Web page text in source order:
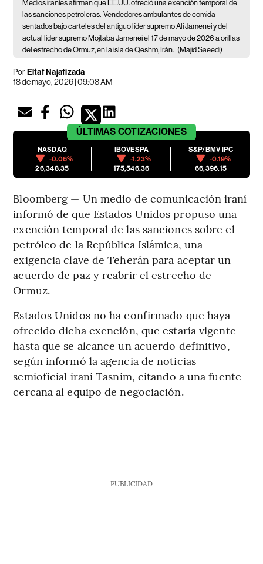
Medios iraníes afirman que EE.UU. ofreció una exención temporal de
las sanciones petroleras. Vendedores ambulantes de comida
sentados bajo carteles del antiguo líder supremo Ali Jamenei y del
actual líder supremo Mojtaba Jamenei el 17 de mayo de 2026 a orillas
del estrecho de Ormuz, en la isla de Qeshm, Irán. (Majid Saeedi)
PorEltaf Najafizada
18 de mayo, 2026 | 09:08 AM
ÚLTIMAS COTIZACIONES
NASDAQ
-0.06%
26,348.35
IBOVESPA
-1.23%
175,546.36
S&P/BMV IPC
-0.19%
66,396.15
Bloomberg — Un medio de comunicación iraní
informó de que Estados Unidos propuso una
exención temporal de las sanciones sobre el
petróleo de la República Islámica, una
exigencia clave de Teherán para aceptar un
acuerdo de paz y reabrir el estrecho de
Ormuz.
Estados Unidos no ha confirmado que haya
ofrecido dicha exención, que estaría vigente
hasta que se alcance un acuerdo definitivo,
según informó la agencia de noticias
semioficial iraní Tasnim, citando a una fuente
cercana al equipo de negociación.
PUBLICIDAD